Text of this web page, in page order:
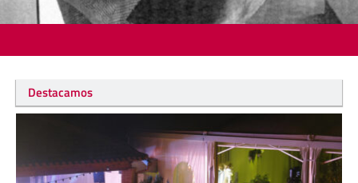
Destacamos